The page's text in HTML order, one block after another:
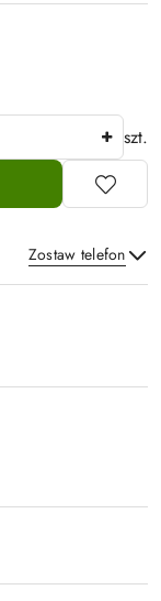
szt.
Zostaw telefon